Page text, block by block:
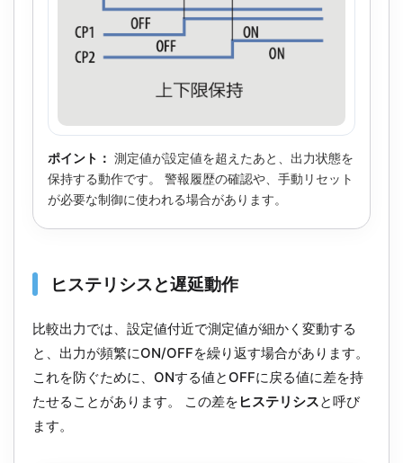
ポイント： 測定値が設定値を超えたあと、出力状態を
保持する動作です。 警報履歴の確認や、手動リセット
が必要な制御に使われる場合があります。
ヒステリシスと遅延動作
比較出力では、設定値付近で測定値が細かく変動する
と、出力が頻繁にON/OFFを繰り返す場合があります。
これを防ぐために、ONする値とOFFに戻る値に差を持
たせることがあります。 この差を ヒステリシスと呼び
ます。